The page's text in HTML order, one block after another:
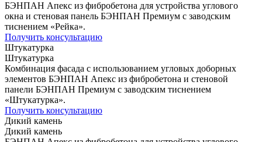
БЭНПАН Апекс из фибробетона для устройства углового
окна и стеновая панель БЭНПАН Премиум с заводским
тиснением «Рейка».
Получить консультацию
Штукатурка
Штукатурка
Комбинация фасада с использованием угловых доборных
элементов БЭНПАН Апекс из фибробетона и стеновой
панели БЭНПАН Премиум с заводским тиснением
«Штукатурка».
Получить консультацию
Дикий камень
Дикий камень